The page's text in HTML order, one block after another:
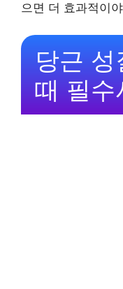
으면 더 효과적이
당근 성
때 필수